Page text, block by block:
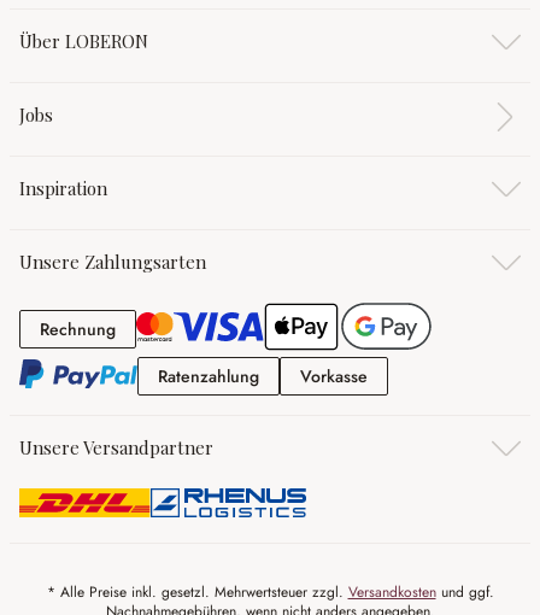
Über LOBERON
Jobs
Inspiration
Unsere Zahlungsarten
RechnungRechnung
RatenzahlungRatenzahlung
Vorkasse
Unsere Versandpartner
* Alle Preise inkl. gesetzl. Mehrwertsteuer zzgl. Versandkostenund ggf.